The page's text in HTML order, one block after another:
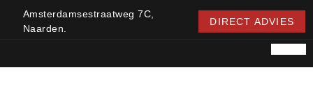
Amsterdamsestraatweg 7C,
Naarden.
DIRECT ADVIES